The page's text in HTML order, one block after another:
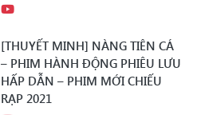
[THUYẾT MINH] NÀNG TIÊN CÁ
– PHIM HÀNH ĐỘNG PHIÊU LƯU
HẤP DẪN – PHIM MỚI CHIẾU
RẠP 2021